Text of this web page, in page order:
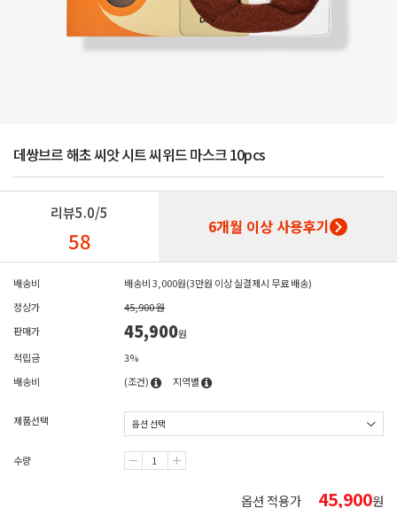
데쌍브르 해초 씨앗 시트 씨위드 마스크 10pcs
리뷰5.0/5
58 6개월 이상 사용후기
배송비
배송비 3,000원(3만원 이상 실결제시 무료 배송)
정상가
45,900 원
판매가
45,900원
적립금
3%
배송비
(조건) 지역별
제품선택
수량
옵션 적용가 45,900원